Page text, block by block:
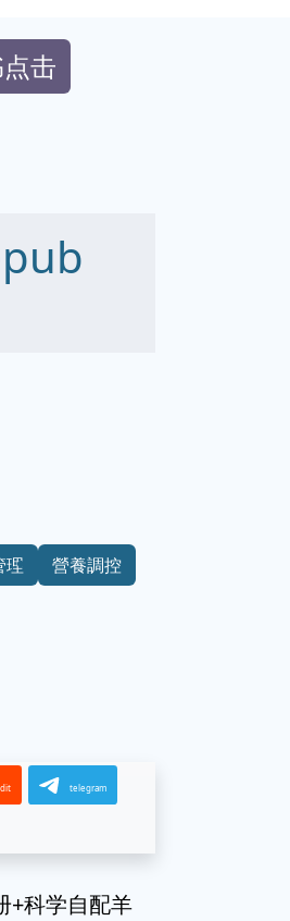
击
理
營養調控
telegram
+科学自配羊